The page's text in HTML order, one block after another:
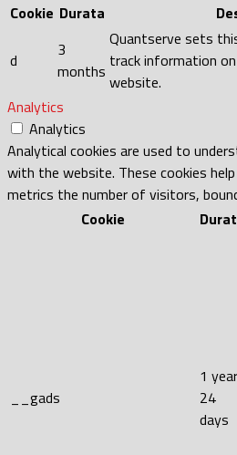
Cookie Durata
d
3
months
Quantserve sets
track information
website.
Analytics
Analytics
Analytical cookies are used to
with the website. These cookies
metrics the number of visitors,
Cookie
__gads
1 year
24
days